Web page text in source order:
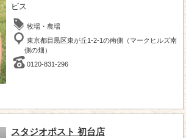
ビス
牧場・農場
東京都目黒区東が丘1-2-1の南側（マークヒルズ南
側の畑）
0120-831-296
スタジオポスト 初台店